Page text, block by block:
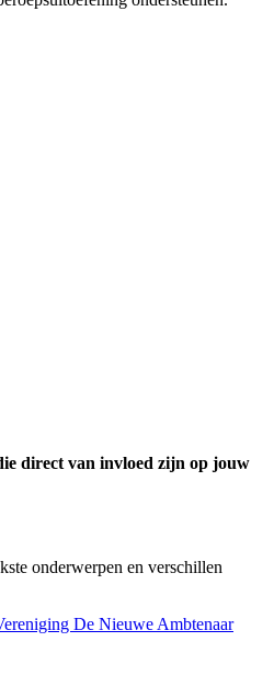
direct van invloed zijn op jouw
onderwerpen en verschillen
De Nieuwe Ambtenaar